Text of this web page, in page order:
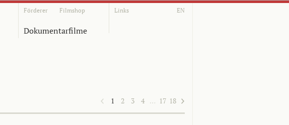
Förderer Filmshop Links EN
Dokumentarfilme
1 2 3 4 … 17 18